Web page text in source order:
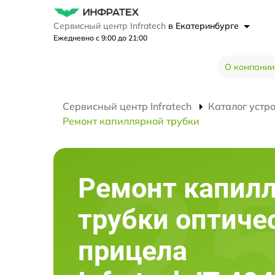
Сервисный центр Infratech в Екатеринбурге
Ежедневно с 9:00 до 21:00
О компании
Сервисный центр Infratech
Каталог
Ремонт капиллярной трубки
Ремонт
трубки
прицела